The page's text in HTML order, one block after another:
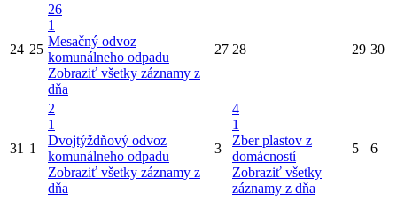
24 25
26
1
Mesačný odvoz
komunálneho odpadu
Zobraziť všetky záznamy z
dňa
27 28 29 30
31 1
2
1
Dvojtýždňový odvoz
komunálneho odpadu
Zobraziť všetky záznamy z
dňa
3
4
1
Zber plastov z
domácností
Zobraziť všetky
záznamy z dňa
5 6